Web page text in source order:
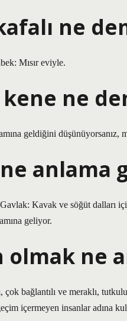
ne
Mısır eviyle.
ne
geldiğini
anlama
Kavak ve söğüt dalları
geliyor.
olmak ne
çok bağlantılı ve meraklı,
içermeyen insanlar adına